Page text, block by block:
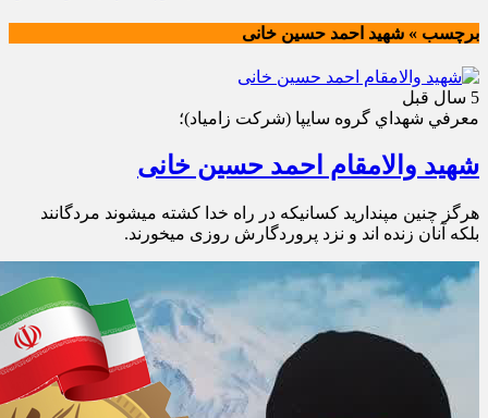
برچسب » شهید احمد حسین خانی
5 سال قبل
معرفي شهداي گروه سايپا (شركت زامياد)؛
شهید والامقام احمد حسین خانی
هرگز چنین مپندارید کسانیکه در راه خدا کشته میشوند مردگانند
بلکه آنان زنده اند و نزد پروردگارش روزی میخورند.